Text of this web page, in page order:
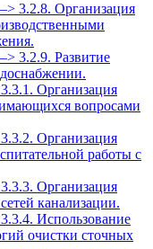
3.2.8. Организация
3.2.9. Развитие
Организация
вопросами
Организация
работы с
Организация
канализации.
Использование
очистки сточных